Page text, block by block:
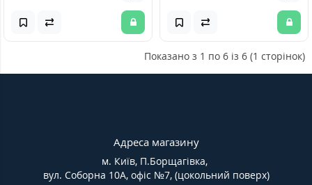
Показано з 1 по 6 із 6 (1 сторінок)
Адреса магазину
м. Київ, П.Борщагівка,
вул. Соборна 10А, офіс №7, (цокольний поверх)